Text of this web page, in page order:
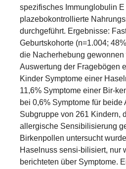
spezifisches Immunglobulin
plazebokontrollierte
durchgeführt. Ergebnisse:
Geburtskohorte (n=1.004;
die Nacherhebung
Auswertung der Fragebögen
Kinder Symptome einer
11,6% Symptome einer Bir-
bei 0,6% Symptome für beide
Subgruppe von 261 Kindern,
allergische Sensibilisierung
Birkenpollen untersucht
Haselnuss sensi-bilisiert, nur
berichteten über Symptome.